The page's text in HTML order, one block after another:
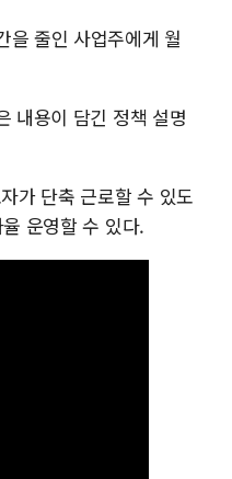
을 줄인 사업주에게 월
내용이 담긴 정책 설명
가 단축 근로할 수 있도
운영할 수 있다.